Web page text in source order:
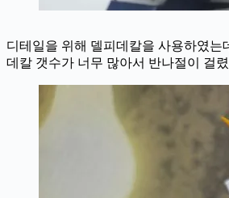
디테일을 위해 델피데칼을 사용하였는
데칼 갯수가 너무 많아서 반나절이 걸